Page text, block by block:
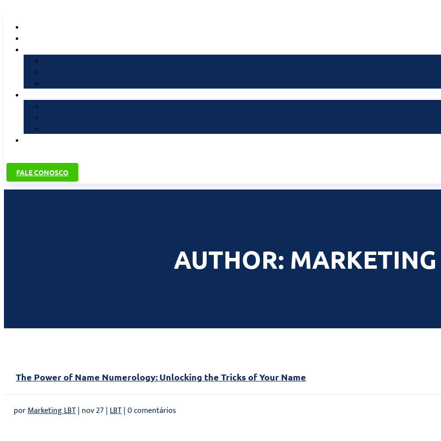
FALE CONOSCO
AUTHOR:
The Power of Name Numerology: Unlocking the Tricks of Your Name
porMarketing LBT| nov 27|LBT| 0 comentários